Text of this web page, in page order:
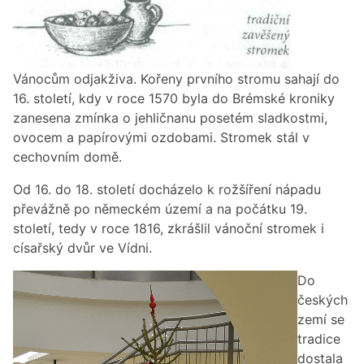
Vánocům odjakživa. Kořeny prvního stromu sahají do
16. století, kdy v roce 1570 byla do Brémské kroniky
zanesena zmínka o jehličnanu posetém sladkostmi,
ovocem a papírovými ozdobami. Stromek stál v
cechovním domě.
Od 16. do 18. století docházelo k rožšíření nápadu
převážně po německém území a na počátku 19.
století, tedy v roce 1816, zkrášlil vánoční stromek i
císařský dvůr ve Vídni.
Do
českých
zemí se
tradice
dostala